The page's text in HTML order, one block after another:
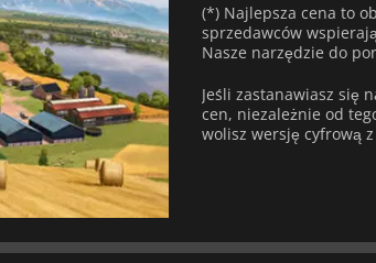
(*) Najlepsza cena to
sprzedawców
Nasze narzędzie do
Jeśli zastanawiasz się
cen, niezależnie od
wolisz wersję cyfrową